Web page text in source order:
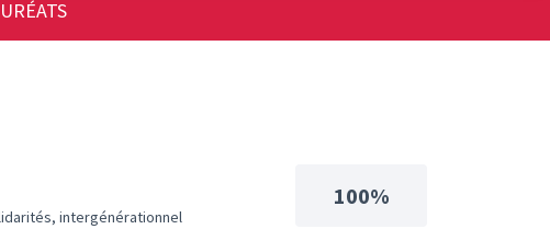
intergénérationnel
100%